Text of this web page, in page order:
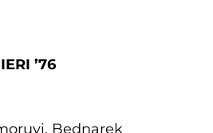
’76
Bednarek